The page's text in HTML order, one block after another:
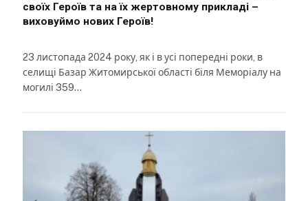
своїх Героїв та на їх жертовному прикладі –
виховуймо нових Героїв!
23 листопада 2024 року, як і в усі попередні роки, в
селищі Базар Житомирської області біля Меморіалу на
могилі 359…